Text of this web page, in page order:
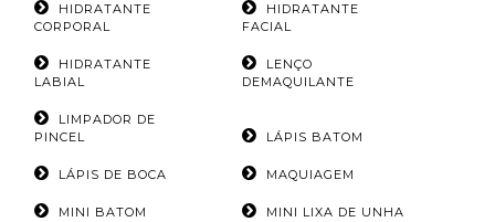
HIDRATANTE
CORPORAL
HIDRATANTE
FACIAL
HIDRATANTE
LABIAL
LENÇO
DEMAQUILANTE
LIMPADOR DE
PINCEL
LÁPIS BATOM
LÁPIS DE BOCA MAQUIAGEM
MINI BATOM MINI LIXA DE UNHA